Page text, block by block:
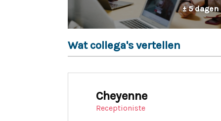
± 5 dagen
Wat collega's vertellen
Cheyenne
Receptioniste